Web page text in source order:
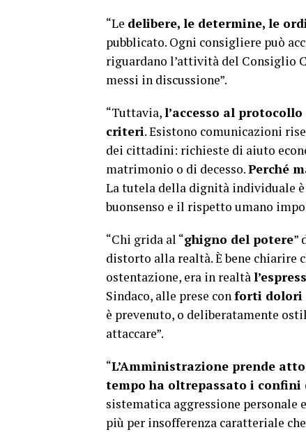
“Le delibere, le determine, le
pubblicato. Ogni consigliere può
riguardano l’attività del Consiglio
messi in discussione”.
“Tuttavia,l’accesso al
criteri. Esistono comunicazioni
dei cittadini: richieste di aiuto
matrimonio o di decesso.Perché
La tutela della dignità individuale
buonsenso e il rispetto umano
“Chi grida al “ghigno del potere”
distorto alla realtà. È bene chiarire
ostentazione, era in realtà
Sindaco, alle prese conforti dolori
è prevenuto, o deliberatamente
attaccare”.
“L’Amministrazione prende
tempo ha oltrepassato i
sistematica aggressione
più per insofferenza caratteriale